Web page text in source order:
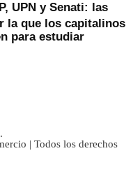
UPN y Senati: las
la que los capitalinos
para estudiar
| Todos los derechos